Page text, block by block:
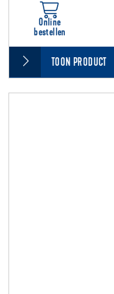
Online
bestellen
TOON PRODUCT